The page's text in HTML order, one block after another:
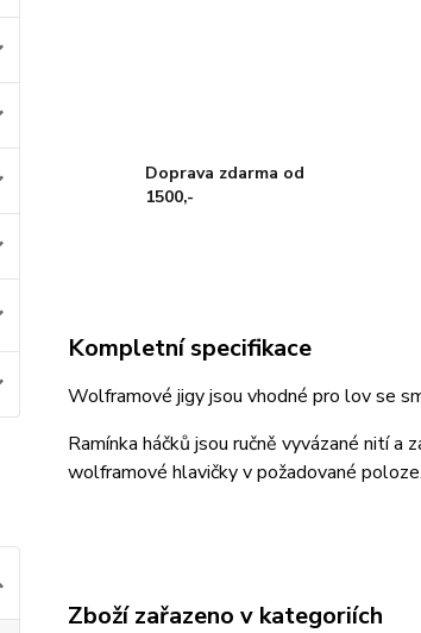
Doprava zdarma od
1500,-
Kompletní specifikace
Wolframové jigy jsou vhodné pro lov se
Ramínka háčků jsou ručně vyvázané nití
wolframové hlavičky v požadované poloze.
Zboží zařazeno v kategoriích